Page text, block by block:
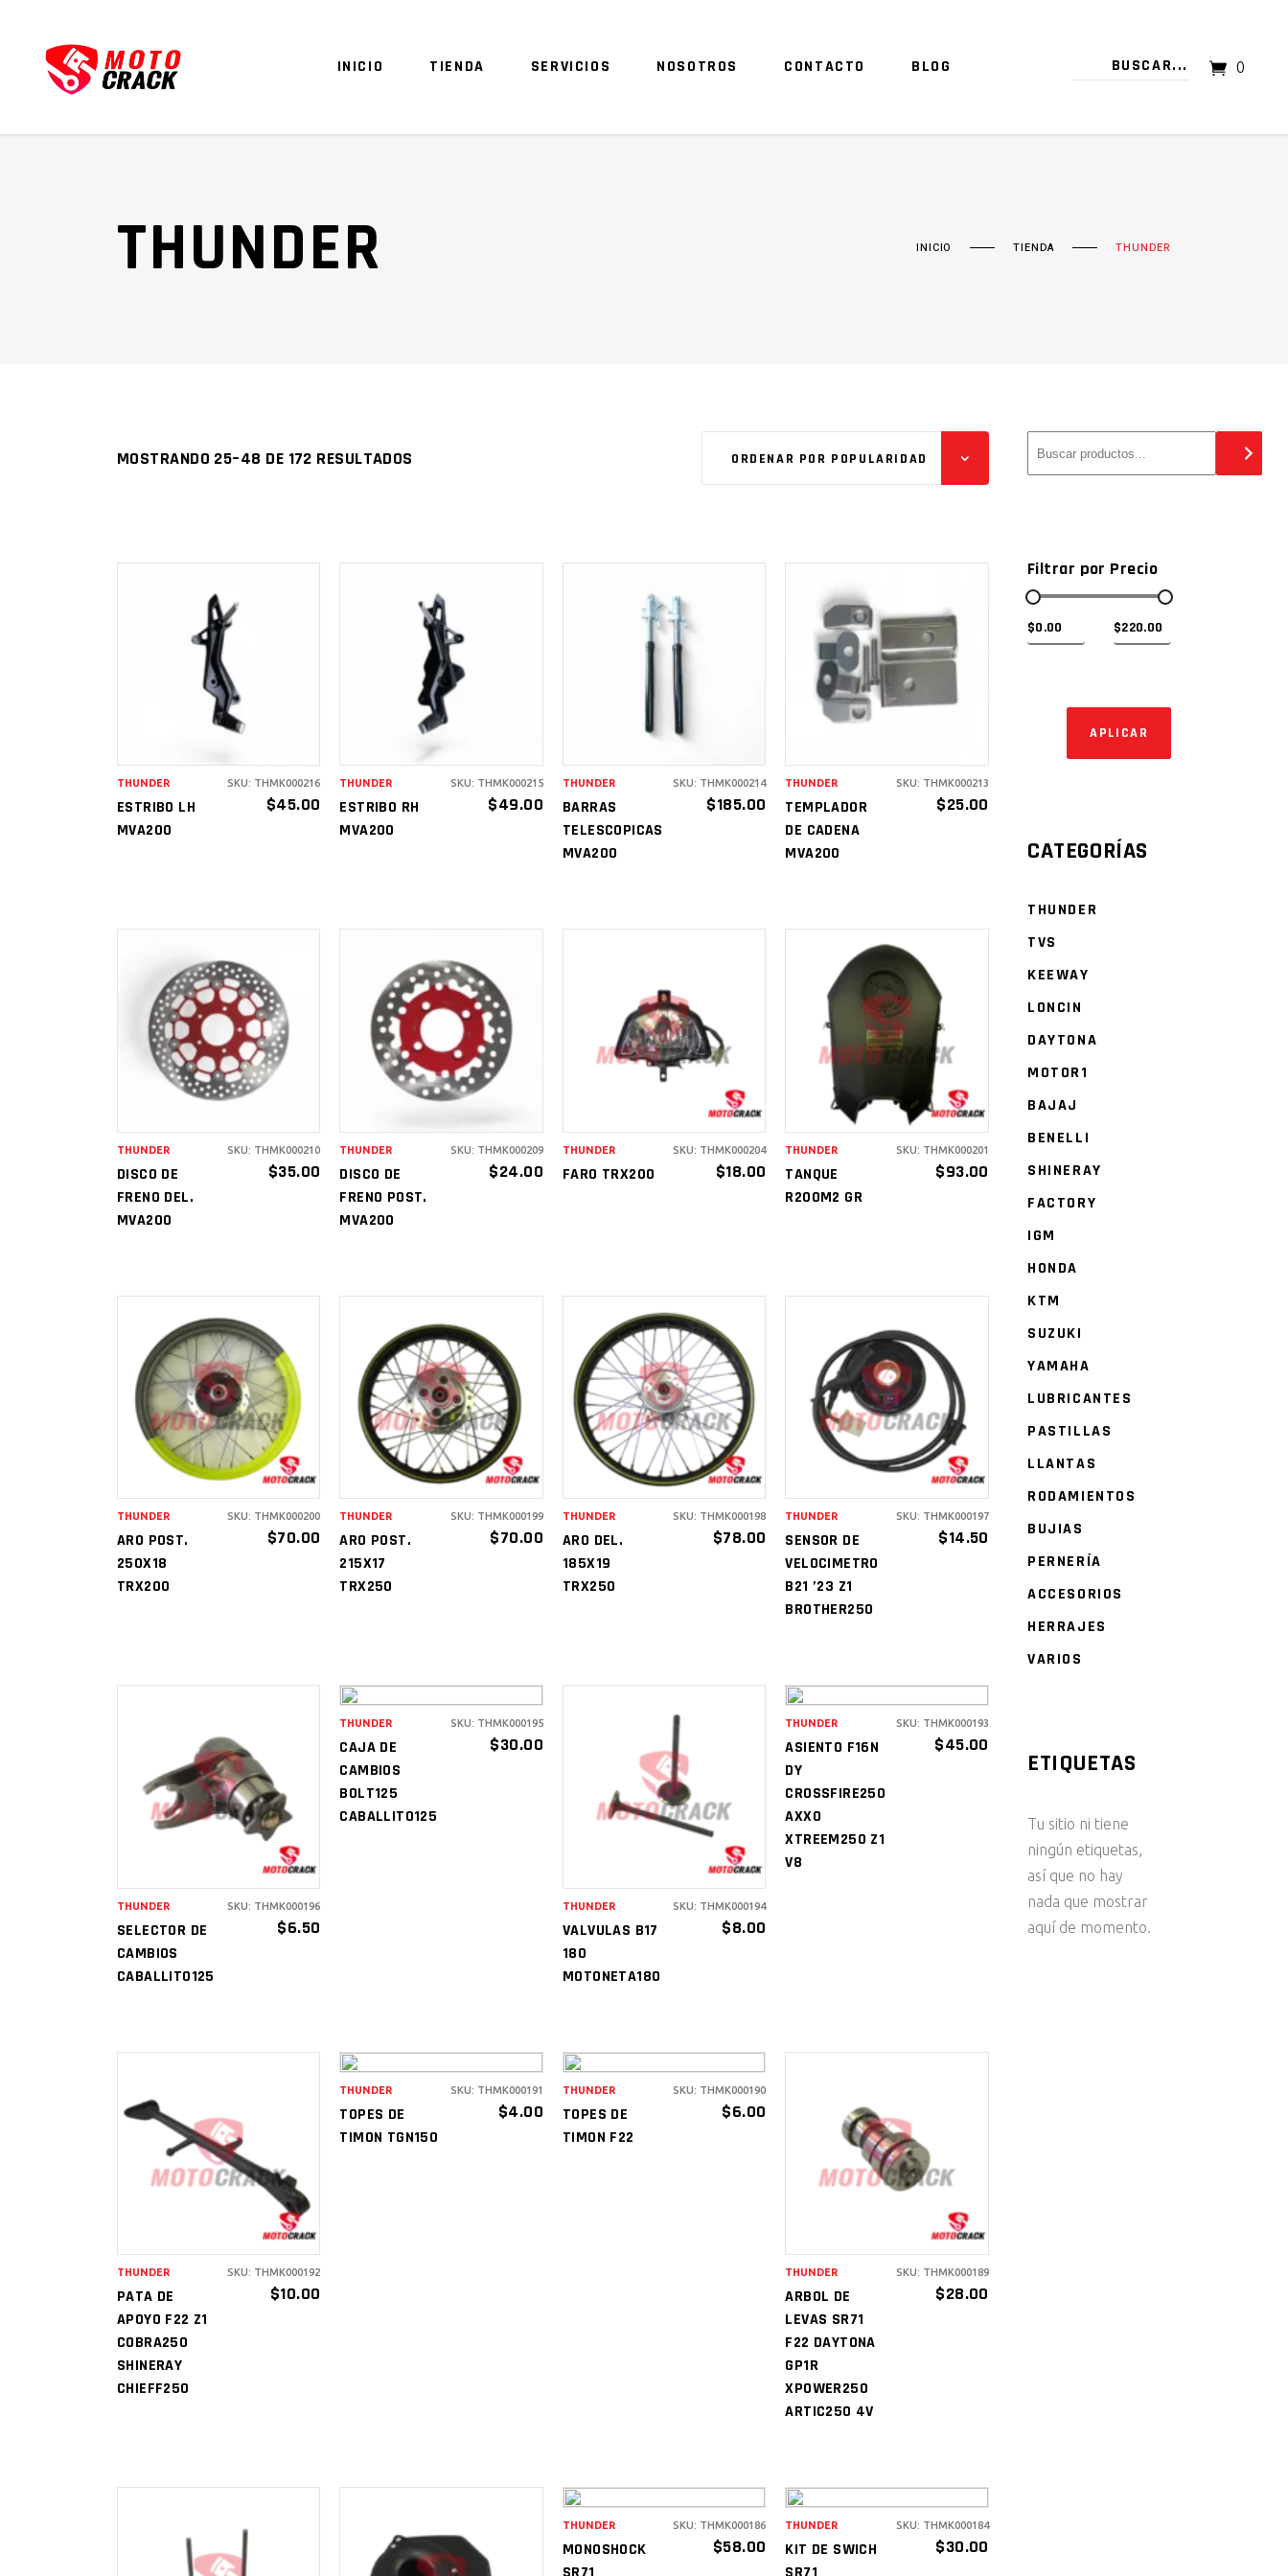
INICIO TIENDA SERVICIOS NOSOTROS CONTACTO BLOG 0
TU CARRITO ESTÁ VACÍO.
THUNDER INICIO TIENDA THUNDER
MOSTRANDO 25–48 DE 172 RESULTADOS ORDENAR POR POPULARIDAD
AÑADIR AL
CARRITO
ESTRIBO LH
MVA200
$45.00
THUNDER SKU: THMK000216
AÑADIR AL
CARRITO
ESTRIBO RH
MVA200
$49.00
THUNDER SKU: THMK000215
AÑADIR AL
CARRITO
BARRAS
TELESCOPICAS
MVA200
$185.00
THUNDER SKU: THMK000214
AÑADIR AL
CARRITO
TEMPLADOR
DE CADENA
MVA200
$25.00
THUNDER SKU: THMK000213
AÑADIR AL
CARRITO
DISCO DE
FRENO DEL.
MVA200
$35.00
THUNDER SKU: THMK000210
AÑADIR AL
CARRITO
DISCO DE
FRENO POST.
MVA200
$24.00
THUNDER SKU: THMK000209
AÑADIR AL
CARRITO
FARO TRX200 $18.00
THUNDER SKU: THMK000204
AÑADIR AL
CARRITO
TANQUE
R200M2 GR
$93.00
THUNDER SKU: THMK000201
AÑADIR AL
CARRITO
ARO POST.
250X18
TRX200
$70.00
THUNDER SKU: THMK000200
AÑADIR AL
CARRITO
ARO POST.
215X17
TRX250
$70.00
THUNDER SKU: THMK000199
AÑADIR AL
CARRITO
ARO DEL.
185X19
TRX250
$78.00
THUNDER SKU: THMK000198
AÑADIR AL
CARRITO
SENSOR DE
VELOCIMETRO
B21 ’23 Z1
BROTHER250
$14.50
THUNDER SKU: THMK000197
AÑADIR AL
CARRITO
SELECTOR DE
CAMBIOS
CABALLITO125
$6.50
THUNDER SKU: THMK000196
CAJA DE
CAMBIOS
BOLT125
CABALLITO125
$30.00
THUNDER SKU: THMK000195
AÑADIR AL
CARRITO
VALVULAS B17
180
MOTONETA180
$8.00
THUNDER SKU: THMK000194
ASIENTO F16N
DY
CROSSFIRE250
AXXO
XTREEM250 Z1
V8
$45.00
THUNDER SKU: THMK000193
AÑADIR AL
CARRITO
PATA DE
APOYO F22 Z1
COBRA250
SHINERAY
CHIEFF250
$10.00
THUNDER SKU: THMK000192
CARRITO
TOPES DE
TIMON TGN150
$4.00
THUNDER SKU: THMK000191
CARRITO
TOPES DE
TIMON F22
$6.00
THUNDER SKU: THMK000190
AÑADIR AL
CARRITO
ARBOL DE
LEVAS SR71
F22 DAYTONA
GP1R
XPOWER250
ARTIC250 4V
$28.00
THUNDER SKU: THMK000189
MONOSHOCK
$58.00
THUNDER SKU: THMK000186
KIT DE SWICH
$30.00
THUNDER SKU: THMK000184
Filtrar por Precio
APLICARAPLICAR EL FILTRO
CATEGORÍAS
THUNDER
TVS
KEEWAY
LONCIN
DAYTONA
MOTOR1
BAJAJ
BENELLI
SHINERAY
FACTORY
IGM
HONDA
KTM
SUZUKI
YAMAHA
LUBRICANTES
PASTILLAS
LLANTAS
RODAMIENTOS
BUJIAS
PERNERÍA
ACCESORIOS
HERRAJES
VARIOS
ETIQUETAS
Tu sitio ni tiene
ningún etiquetas,
así que no hay
nada que mostrar
aquí de momento.